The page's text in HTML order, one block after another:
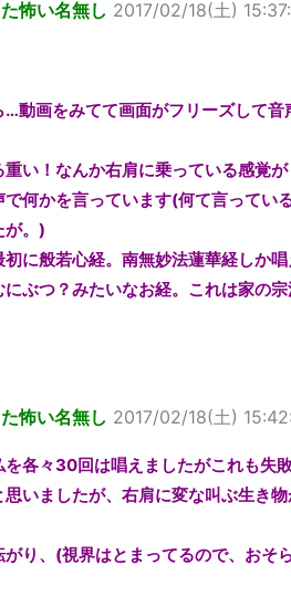
怖い名無し 2017/02/18(土)
…動画をみてて画面がフリーズして
い！なんか右肩に乗っている感覚が
で何かを言っています(何て言ってい
が。)
に般若心経。南無妙法蓮華経しか
ぶつ？みたいなお経。これは家の宗
怖い名無し 2017/02/18(土)
各々30回は唱えましたがこれも失敗
思いましたが、右肩に変な叫ぶ生き
り、(視界はとまってるので、おそ